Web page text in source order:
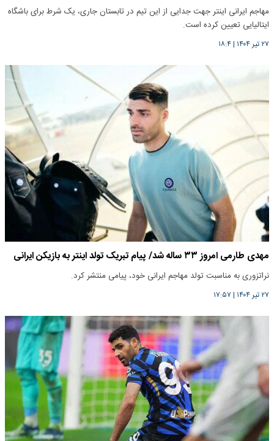
مهاجم ایرانی اینتر جهت جدایی از این تیم در تابستان جاری، یک شرط برای باشگاه
ایتالیایی تعیین کرده است.
۲۷ تیر ۱۴۰۴ |۱۸:۴
مهدی طارمی امروز ۳۳ ساله شد/ پیام تبریک تولد اینتر به بازیکن ایرانی
نراتزوری به مناسبت تولد مهاجم ایرانی خود، پیامی منتشر کرد.
۲۷ تیر ۱۴۰۴ | ۱۷:۵۷